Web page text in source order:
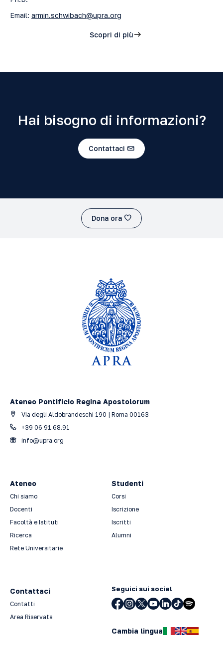
Email: armin.schwibach@upra.org
Scopri di più
Hai bisogno di informazioni?
Contattaci
Dona ora
Ateneo Pontificio Regina Apostolorum
Via degli Aldobrandeschi 190 | Roma 00163
+39 06 91.68.91
info@upra.org
Ateneo
Chi siamo
Docenti
Facoltà e Istituti
Ricerca
Rete Universitarie
Studenti
Corsi
Iscrizione
Iscritti
Alumni
Contattaci
Contatti
Area Riservata
Seguici sui social
Cambia lingua